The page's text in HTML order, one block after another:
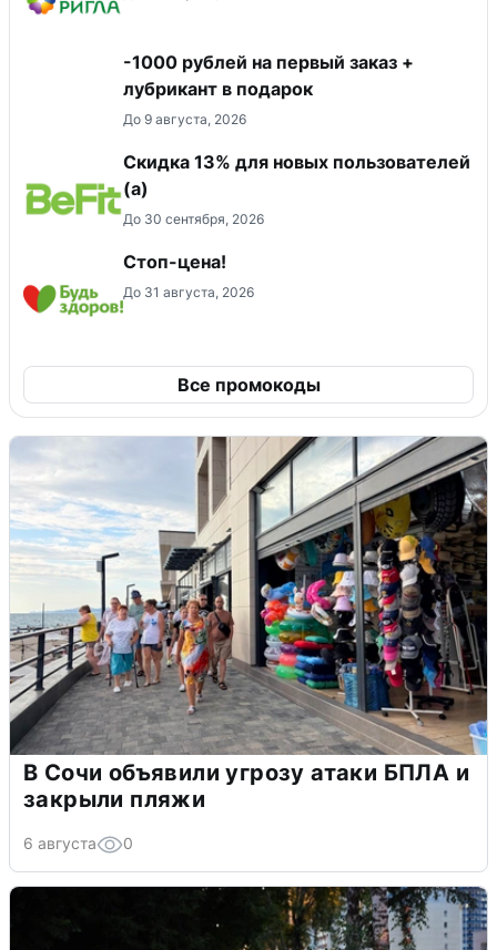
-1000 рублей на первый заказ +
лубрикант в подарок
До 9 августа, 2026
Скидка 13% для новых пользователей
(а)
До 30 сентября, 2026
Стоп-цена!
До 31 августа, 2026
Все промокоды
В Сочи объявили угрозу атаки БПЛА и
закрыли пляжи
6 августа 0